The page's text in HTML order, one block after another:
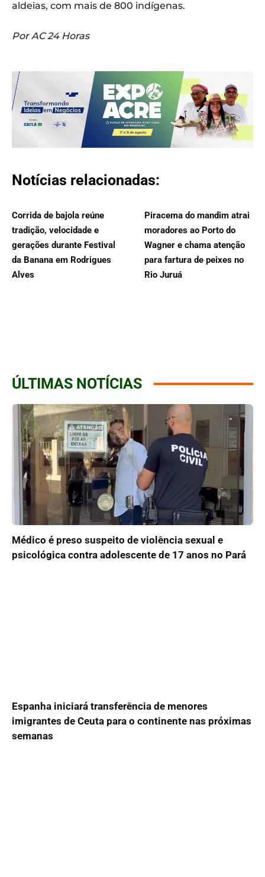
aldeias, com mais de 800 indígenas.
Por AC 24 Horas
Notícias relacionadas:
Corrida de bajola reúne
tradição, velocidade e
gerações durante Festival
da Banana em Rodrigues
Alves
Piracema do mandim atrai
moradores ao Porto do
Wagner e chama atenção
para fartura de peixes no
Rio Juruá
ÚLTIMAS NOTÍCIAS
Médico é preso suspeito de violência sexual e
psicológica contra adolescente de 17 anos no Pará
Espanha iniciará transferência de menores
imigrantes de Ceuta para o continente nas próximas
semanas